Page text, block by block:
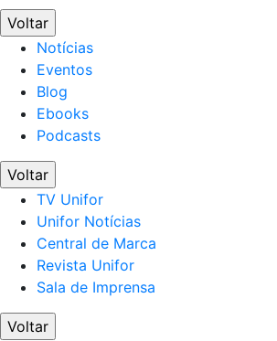
Voltar
Notícias
Eventos
Blog
Ebooks
Podcasts
Voltar
TV Unifor
Unifor Notícias
Central de Marca
Revista Unifor
Sala de Imprensa
Voltar